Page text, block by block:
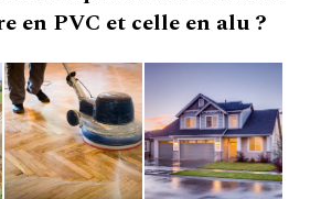
en PVC et celle en alu ?